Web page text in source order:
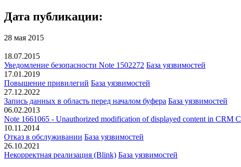
Дата публикации:
28 мая 2015
18.07.2015
Уведомление безопасности Note 1502272 База уязвимостей
17.01.2019
Повышение привилегий База уязвимостей
27.12.2022
Запись данных в область перед началом буфера База уязвимостей
06.02.2013
Note 1661065 - Unauthorized modification of displayed content in CRM
10.11.2014
Отказ в обслуживании База уязвимостей
26.10.2021
Некорректная реализация (Blink) База уязвимостей